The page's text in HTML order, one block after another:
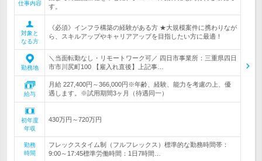
仕事内容
す。
対象と
なる方
《必須》インフラ構築の経験がある方 ★大規模案件に携わりなが
ら、スキルアップやキャリアアップを目指したい方に最適！
勤務地
＼当面転勤なし・リモートワーク可／ 四日市事業所：三重県四日
市市川尻町100 【雇入れ直後】上記事…
給与
月給 227,400円～366,000円※年齢、経験、能力を考慮の上、優
遇します。※試用期間3ヶ月（待遇同一）
初年度
年収
430万円～720万円
勤務
時間
フレックスタイム制（フルフレックス）標準的な勤務時間帯：
9:00～17:45標準労働時間：1日7時間…